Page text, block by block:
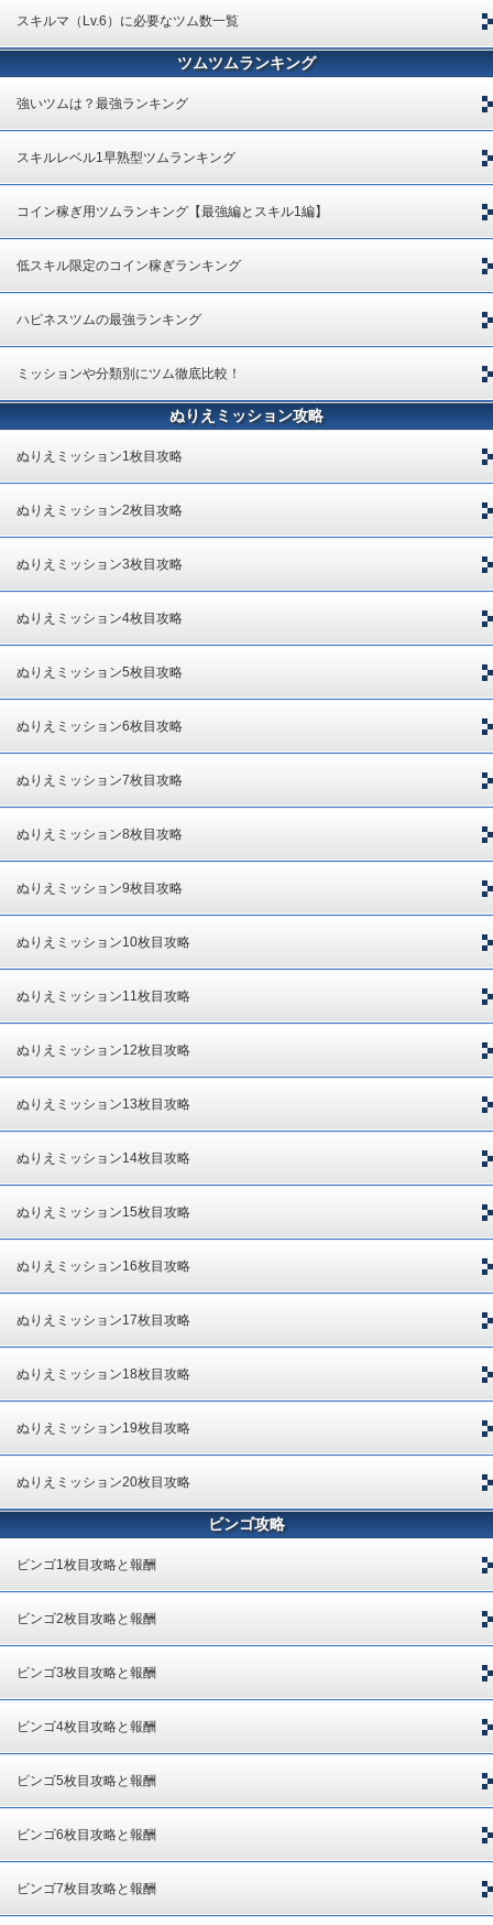
スキルマ（Lv.6）に必要なツム数一覧
ツムツムランキング
強いツムは？最強ランキング
スキルレベル1早熟型ツムランキング
コイン稼ぎ用ツムランキング【最強編とスキル1編】
低スキル限定のコイン稼ぎランキング
ハピネスツムの最強ランキング
ミッションや分類別にツム徹底比較！
ぬりえミッション攻略
ぬりえミッション1枚目攻略
ぬりえミッション2枚目攻略
ぬりえミッション3枚目攻略
ぬりえミッション4枚目攻略
ぬりえミッション5枚目攻略
ぬりえミッション6枚目攻略
ぬりえミッション7枚目攻略
ぬりえミッション8枚目攻略
ぬりえミッション9枚目攻略
ぬりえミッション10枚目攻略
ぬりえミッション11枚目攻略
ぬりえミッション12枚目攻略
ぬりえミッション13枚目攻略
ぬりえミッション14枚目攻略
ぬりえミッション15枚目攻略
ぬりえミッション16枚目攻略
ぬりえミッション17枚目攻略
ぬりえミッション18枚目攻略
ぬりえミッション19枚目攻略
ぬりえミッション20枚目攻略
ビンゴ攻略
ビンゴ1枚目攻略と報酬
ビンゴ2枚目攻略と報酬
ビンゴ3枚目攻略と報酬
ビンゴ4枚目攻略と報酬
ビンゴ5枚目攻略と報酬
ビンゴ6枚目攻略と報酬
ビンゴ7枚目攻略と報酬